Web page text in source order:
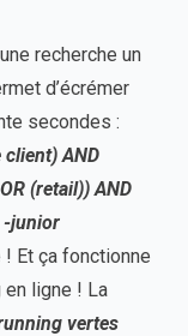
recherche un
d’écrémer
secondes :
AND
(retail)) AND
-junior
Et ça fonctionne
ligne ! La
vertes